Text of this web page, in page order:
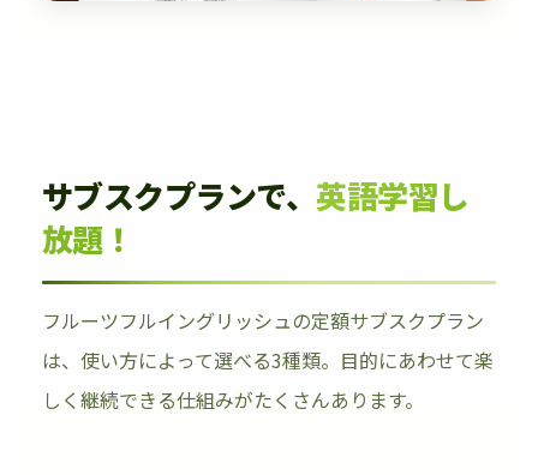
サブスクプランで、 英語学習し
放題！
フルーツフルイングリッシュの定額サブスクプラン
は、使い方によって選べる3種類。目的にあわせて楽
しく継続できる仕組みがたくさんあります。